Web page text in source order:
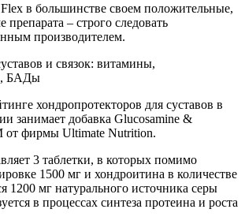
в большинстве своем положительные,
препарата – строго следовать
производителем.
хондропротекторов для суставов в
занимает добавка Glucosamine &
от фирмы Ultimate Nutrition.
3 таблетки, в которых помимо
1500 мг и хондроитина в количестве
1200 мг натурального источника серы
в процессах синтеза протеина и роста